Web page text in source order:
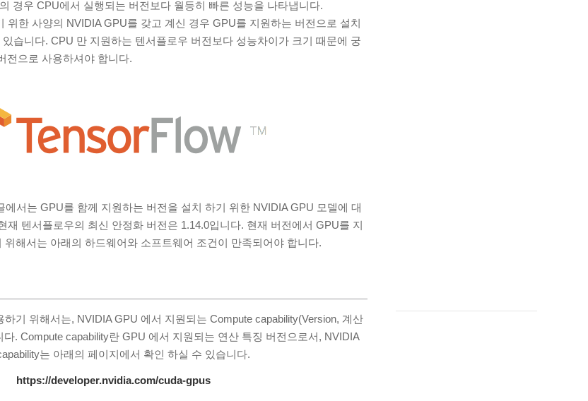
경우 CPU에서 실행되는 버전보다 월등히 빠른 성능을 나타냅니다.
위한 사양의 NVIDIA GPU를 갖고 계신 경우 GPU를 지원하는 버전으로 설치
습니다. CPU 만 지원하는 텐서플로우 버전보다 성능차이가 크기 때문에 궁
전으로 사용하셔야 합니다.
에서는 GPU를 함께 지원하는 버전을 설치 하기 위한 NVIDIA GPU 모델에 대
재 텐서플로우의 최신 안정화 버전은 1.14.0입니다. 현재 버전에서 GPU를 지
해서는 아래의 하드웨어와 소프트웨어 조건이 만족되어야 합니다.
기 위해서는, NVIDIA GPU 에서 지원되는 Compute capability(Version, 계산
. Compute capability란 GPU 에서 지원되는 연산 특징 버전으로서, NVIDIA
는 아래의 페이지에서 확인 하실 수 있습니다.
https://developer.nvidia.com/cuda-gpus